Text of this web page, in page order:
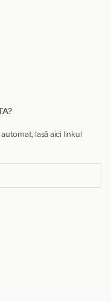
lasă aici linkul